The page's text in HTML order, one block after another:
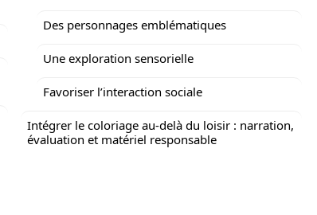
Des personnages emblématiques
Une exploration sensorielle
Favoriser l’interaction sociale
Intégrer le coloriage au-delà du loisir : narration,
évaluation et matériel responsable